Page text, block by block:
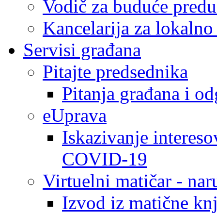
Vodič za buduće
Kancelarija za
Servisi građana
Pitajte predsednika
Pitanja građana i
eUprava
Iskazivanje
COVID-19
Virtuelni matičar -
Izvod iz matične